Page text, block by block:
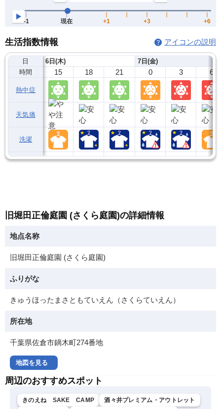
生活指数情報 アイコンの説明
日
時間
熱中症
天気痛
洗濯
6日(木)
15 18 21
7日(金)
0 3 6
旧堀田正倫庭園 (さくら庭園)の詳細情報
地点名称
旧堀田正倫庭園 (さくら庭園)
ふりがな
きゅうほったまさともていえん（さくらていえん）
所在地
千葉県佐倉市鏑木町274番地
地図を見る
周辺のおすすめスポット
きのえね SAKE CAMP
酒々井プレミアム・アウトレット